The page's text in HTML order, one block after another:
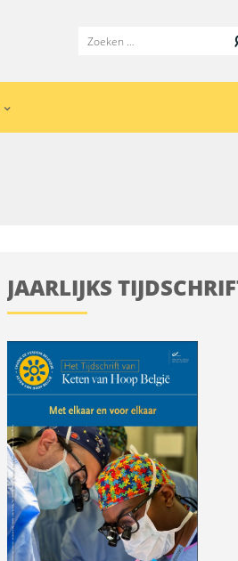
JAARLIJKS